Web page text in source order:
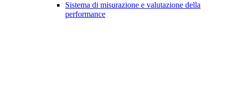
Sistema di misurazione e valutazione della
performance